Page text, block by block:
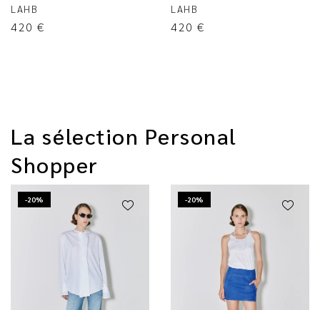
LAHB
420 €
LAHB
420 €
La sélection Personal
Shopper
-20% -20%